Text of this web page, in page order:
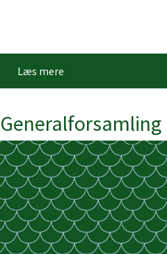
Læs mere
Generalforsamling